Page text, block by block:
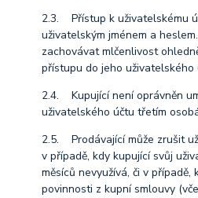
2.3. Přístup k uživatelskému
uživatelským jménem a
zachovávat mlčenlivost
přístupu do jeho uživatelského
2.4. Kupující není oprávněn
uživatelského účtu třetím
2.5. Prodávající může zrušit
v případě, kdy kupující svůj
měsíců nevyužívá, či v případě,
povinnosti z kupní smlouvy